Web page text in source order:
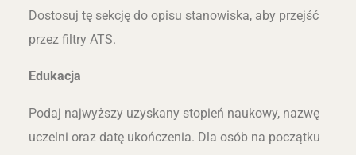
Dostosuj tę sekcję do opisu stanowiska, aby przejść
przez filtry ATS.
Edukacja
Podaj najwyższy uzyskany stopień naukowy, nazwę
uczelni oraz datę ukończenia. Dla osób na początku